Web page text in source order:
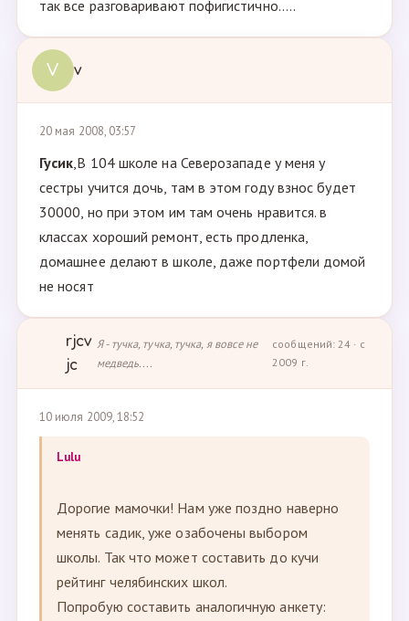
так все разговаривают пофигистично.....
V v
20 мая 2008, 03:57
Гусик,В 104 школе на Северозападе у меня у
сестры учится дочь, там в этом году взнос будет
30000, но при этом им там очень нравится. в
классах хороший ремонт, есть продленка,
домашнее делают в школе, даже портфели домой
не носят
rjcv
jc
Я - тучка, тучка, тучка, я вовсе не
медведь....
сообщений: 24 · с
2009 г.
10 июля 2009, 18:52
Lulu
Дорогие мамочки! Нам уже поздно наверно
менять садик, уже озабочены выбором
школы. Так что может составить до кучи
рейтинг челябинских школ.
Попробую составить аналогичную анкету: